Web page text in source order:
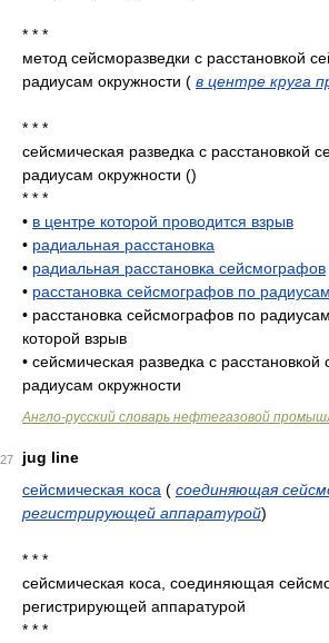
* * *
метод сейсморазведки с расстановкой
радиусам окружности ( в центре круга
* * *
сейсмическая разведка с расстановкой
радиусам окружности ()
* * *
• в центре которой проводится взрыв
• радиальная расстановка
• радиальная расстановка сейсмографов
• расстановка сейсмографов по
• расстановка сейсмографов по
которой взрыв
• сейсмическая разведка с
радиусам окружности
Англо-русский словарь нефтегазовой
27
jug line
сейсмическая коса ( соединяющая
регистрирующей аппаратурой)
* * *
сейсмическая коса, соединяющая
регистрирующей аппаратурой
* * *